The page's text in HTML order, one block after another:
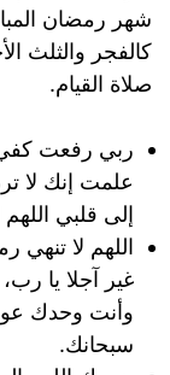
شهر رمضان
كالفجر والثلث
صلاة القيام.
ربي رفعت
علمت إنك لا
إلى قلبي
اللهم لا تنهي
غير آجلا يا
وأنت وحدك
سبحانك.